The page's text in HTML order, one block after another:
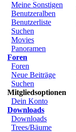
Meine Sonstigen
Benutzeralben
Benutzerliste
Suchen
Movies
Panoramen
Foren
Foren
Neue Beiträge
Suchen
Mitgliedsoptionen
Dein Konto
Downloads
Downloads
Trees/Bäume